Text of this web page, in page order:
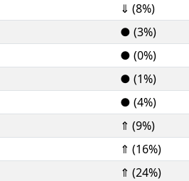
⇓ (8%)
● (3%)
● (0%)
● (1%)
● (4%)
⇑ (9%)
⇑ (16%)
⇑ (24%)